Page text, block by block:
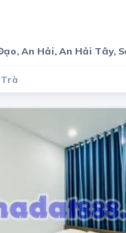
An Hải, An Hải Tây,
Trà